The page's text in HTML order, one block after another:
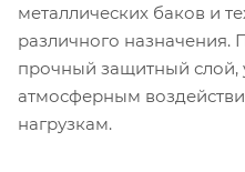
металлических баков и
различного назначения.
прочный защитный слой,
атмосферным
нагрузкам.